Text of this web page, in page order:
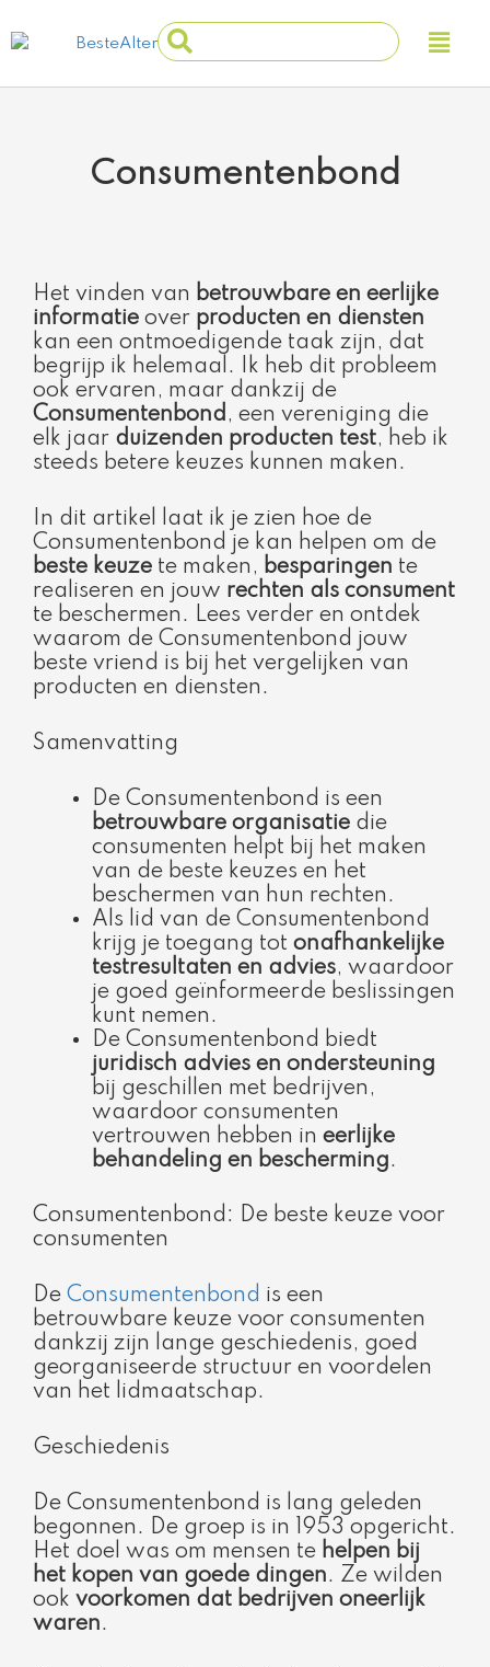
naar
inhoud
Main
Menu
Search
...
Consumentenbond
Het vinden van betrouwbare en eerlijke
informatie over producten en diensten
kan een ontmoedigende taak zijn, dat
begrijp ik helemaal. Ik heb dit probleem
ook ervaren, maar dankzij de
Consumentenbond, een vereniging die
elk jaar duizenden producten test, heb ik
steeds betere keuzes kunnen maken.
In dit artikel laat ik je zien hoe de
Consumentenbond je kan helpen om de
beste keuze te maken, besparingen te
realiseren en jouw rechten als consument
te beschermen. Lees verder en ontdek
waarom de Consumentenbond jouw
beste vriend is bij het vergelijken van
producten en diensten.
Samenvatting
De Consumentenbond is een
betrouwbare organisatie die
consumenten helpt bij het maken
van de beste keuzes en het
beschermen van hun rechten.
Als lid van de Consumentenbond
krijg je toegang tot onafhankelijke
testresultaten en advies, waardoor
je goed geïnformeerde beslissingen
kunt nemen.
De Consumentenbond biedt
juridisch advies en ondersteuning
bij geschillen met bedrijven,
waardoor consumenten
vertrouwen hebben in eerlijke
behandeling en bescherming.
Consumentenbond: De beste keuze voor
consumenten
De Consumentenbond is een
betrouwbare keuze voor consumenten
dankzij zijn lange geschiedenis, goed
georganiseerde structuur en voordelen
van het lidmaatschap.
Geschiedenis
De Consumentenbond is lang geleden
begonnen. De groep is in 1953 opgericht.
Het doel was om mensen te helpen bij
het kopen van goede dingen. Ze wilden
ook voorkomen dat bedrijven oneerlijk
waren.